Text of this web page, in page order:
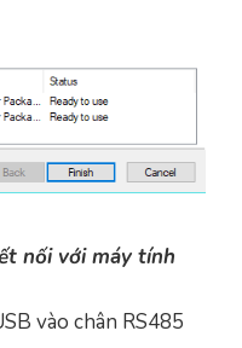
nối với máy tính
vào chân RS485